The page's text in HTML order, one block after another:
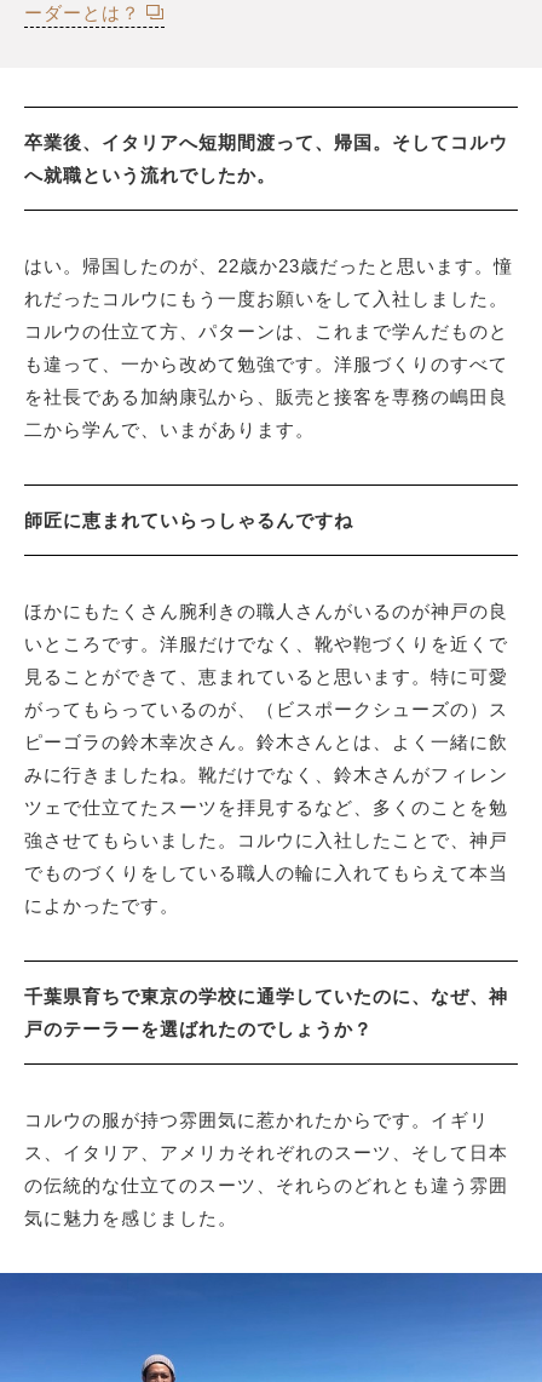
ーダーとは？
卒業後、イタリアへ短期間渡って、帰国。そしてコルウ
へ就職という流れでしたか。
はい。帰国したのが、22歳か23歳だったと思います。憧
れだったコルウにもう一度お願いをして入社しました。
コルウの仕立て方、パターンは、これまで学んだものと
も違って、一から改めて勉強です。洋服づくりのすべて
を社長である加納康弘から、販売と接客を専務の嶋田良
二から学んで、いまがあります。
師匠に恵まれていらっしゃるんですね
ほかにもたくさん腕利きの職人さんがいるのが神戸の良
いところです。洋服だけでなく、靴や鞄づくりを近くで
見ることができて、恵まれていると思います。特に可愛
がってもらっているのが、（ビスポークシューズの）ス
ピーゴラの鈴木幸次さん。鈴木さんとは、よく一緒に飲
みに行きましたね。靴だけでなく、鈴木さんがフィレン
ツェで仕立てたスーツを拝見するなど、多くのことを勉
強させてもらいました。コルウに入社したことで、神戸
でものづくりをしている職人の輪に入れてもらえて本当
によかったです。
千葉県育ちで東京の学校に通学していたのに、なぜ、神
戸のテーラーを選ばれたのでしょうか？
コルウの服が持つ雰囲気に惹かれたからです。イギリ
ス、イタリア、アメリカそれぞれのスーツ、そして日本
の伝統的な仕立てのスーツ、それらのどれとも違う雰囲
気に魅力を感じました。